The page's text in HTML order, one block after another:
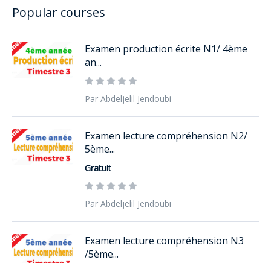
Popular courses
Examen production écrite N1/ 4ème
an...
Par Abdeljelil Jendoubi
Examen lecture compréhension N2/
5ème...
Gratuit
Par Abdeljelil Jendoubi
Examen lecture compréhension N3
/5ème...